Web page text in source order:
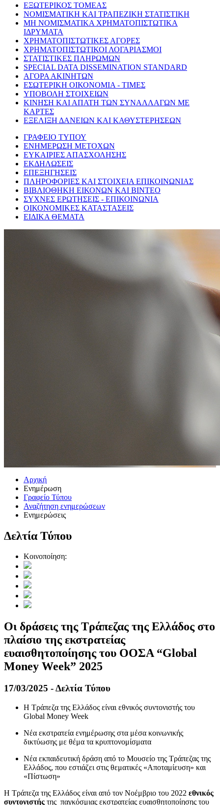
ΕΞΩΤΕΡΙΚΟΣ ΤΟΜΕΑΣ
ΝΟΜΙΣΜΑΤΙΚΗ ΚΑΙ ΤΡΑΠΕΖΙΚΗ ΣΤΑΤΙΣΤΙΚΗ
ΜΗ ΝΟΜΙΣΜΑΤΙΚΑ ΧΡΗΜΑΤΟΠΙΣΤΩΤΙΚΑ
ΙΔΡΥΜΑΤΑ
ΧΡΗΜΑΤΟΠΙΣΤΩΤΙΚΕΣ ΑΓΟΡΕΣ
ΧΡΗΜΑΤΟΠΙΣΤΩΤΙΚΟΙ ΛΟΓΑΡΙΑΣΜΟΙ
ΣΤΑΤΙΣΤΙΚΕΣ ΠΛΗΡΩΜΩΝ
SPECIAL DATA DISSEMINATION STANDARD
ΑΓΟΡΑ ΑΚΙΝΗΤΩΝ
ΕΣΩΤΕΡΙΚΗ ΟΙΚΟΝΟΜΙΑ - ΤΙΜΕΣ
ΥΠΟΒΟΛΗ ΣΤΟΙΧΕΙΩΝ
ΚΙΝΗΣΗ ΚΑΙ ΑΠΑΤΗ ΤΩΝ ΣΥΝΑΛΛΑΓΩΝ ΜΕ
ΚΑΡΤΕΣ
ΕΞΕΛΙΞΗ ΔΑΝΕΙΩΝ ΚΑΙ ΚΑΘΥΣΤΕΡΗΣΕΩΝ
ΓΡΑΦΕΙΟ ΤΥΠΟΥ
ΕΝΗΜΕΡΩΣΗ ΜΕΤΟΧΩΝ
ΕΥΚΑΙΡΙΕΣ ΑΠΑΣΧΟΛΗΣΗΣ
ΕΚΔΗΛΩΣΕΙΣ
ΕΠΕΞΗΓΗΣΕΙΣ
ΠΛΗΡΟΦΟΡΙΕΣ ΚΑΙ ΣΤΟΙΧΕΙΑ ΕΠΙΚΟΙΝΩΝΙΑΣ
ΒΙΒΛΙΟΘΗΚΗ ΕΙΚΟΝΩΝ ΚΑΙ ΒΙΝΤΕΟ
ΣΥΧΝΕΣ ΕΡΩΤΗΣΕΙΣ - ΕΠΙΚΟΙΝΩΝΙΑ
ΟΙΚΟΝΟΜΙΚΕΣ ΚΑΤΑΣΤΑΣΕΙΣ
ΕΙΔΙΚΑ ΘΕΜΑΤΑ
Αρχική
Ενημέρωση
Γραφείο Τύπου
Αναζήτηση ενημερώσεων
Ενημερώσεις
Δελτία Τύπου
Κοινοποίηση:
Οι δράσεις της Τράπεζας της Ελλάδος στο
πλαίσιο της εκστρατείας
ευαισθητοποίησης του ΟΟΣΑ “Global
Money Week” 2025
17/03/2025 - Δελτία Τύπου
Η Τράπεζα της Ελλάδος είναι εθνικός συντονιστής του
Global Money Week
Νέα εκστρατεία ενημέρωσης στα μέσα κοινωνικής
δικτύωσης με θέμα τα κρυπτονομίσματα
Νέα εκπαιδευτική δράση από το Μουσείο της Τράπεζας της
Ελλάδος, που εστιάζει στις θεματικές «Αποταμίευση» και
«Πίστωση»
Η Τράπεζα της Ελλάδος είναι από τον Νοέμβριο του 2022 εθνικός
συντονιστής της παγκόσμιας εκστρατείας ευαισθητοποίησης του